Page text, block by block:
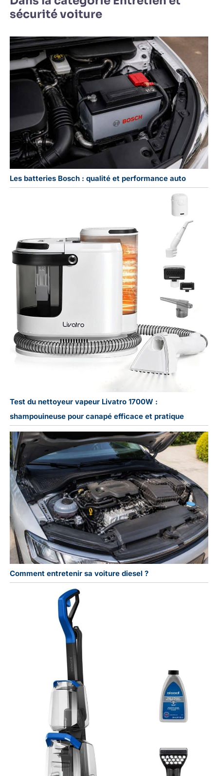
sécurité voiture
Les batteries Bosch : qualité et performance auto
Test du nettoyeur vapeur Livatro 1700W :
shampouineuse pour canapé efficace et pratique
Comment entretenir sa voiture diesel ?